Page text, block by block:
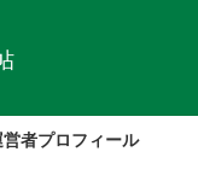
営者プロフィール